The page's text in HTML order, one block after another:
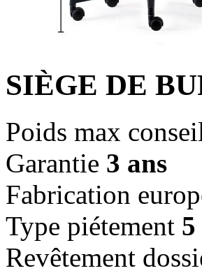
SIÈGE DE
Poids max
Garantie 3 ans
Fabrication
Type piétement
Revêtement